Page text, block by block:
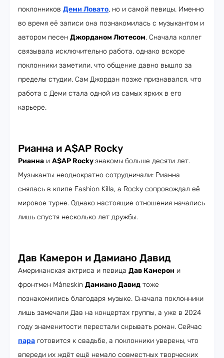
поклонников Деми Ловато, но и самой певицы. Именно
во время её записи она познакомилась с музыкантом и
автором песен Джорданом Лютесом. Сначала коллег
связывала исключительно работа, однако вскоре
поклонники заметили, что общение давно вышло за
пределы студии. Сам Джордан позже признавался, что
работа с Деми стала одной из самых ярких в его
карьере.
Рианна и A$AP Rocky
Рианна и A$AP Rockyзнакомы больше десяти лет.
Музыканты неоднократно сотрудничали: Рианна
снялась в клипе Fashion Killa, а Rocky сопровождал её
мировое турне. Однако настоящие отношения начались
лишь спустя несколько лет дружбы.
Дав Камерон и Дамиано Давид
Американская актриса и певица Дав Камерон и
фронтмен Måneskin Дамиано Давид тоже
познакомились благодаря музыке. Сначала поклонники
лишь замечали Дав на концертах группы, а уже в 2024
году знаменитости перестали скрывать роман. Сейчас
пара готовится к свадьбе, а поклонники уверены, что
впереди их ждёт ещё немало совместных творческих